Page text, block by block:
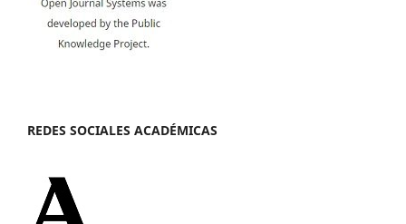
REDES SOCIALES ACADÉMICAS